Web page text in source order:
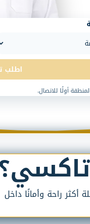
اطلب
أولًا للاتصال.
راحة وأمانًا داخل